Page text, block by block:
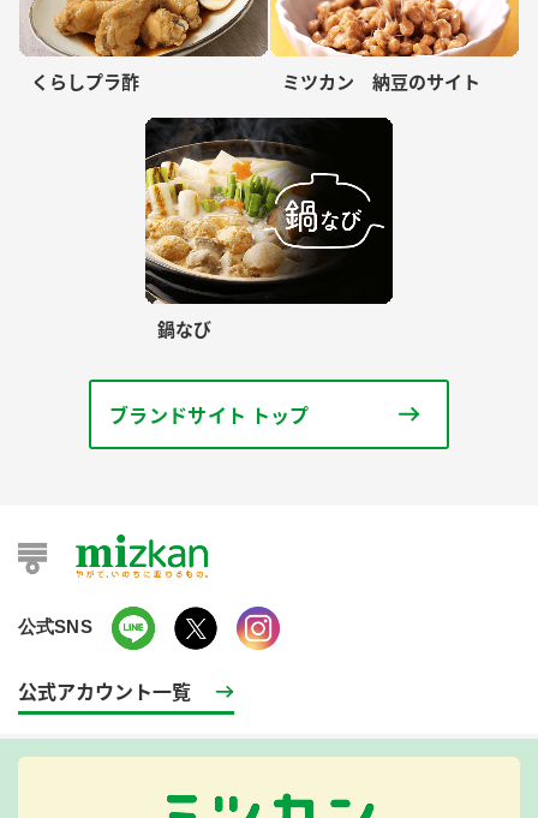
くらしプラ酢 ミツカン 納豆のサイト
鍋なび
ブランドサイト トップ
公式SNS
公式アカウント一覧